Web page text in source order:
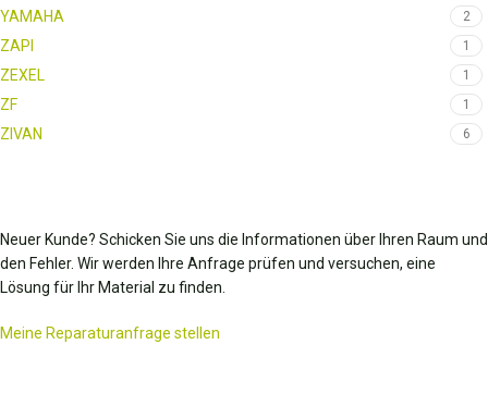
YAMAHA 2
ZAPI 1
ZEXEL 1
ZF 1
ZIVAN 6
Neuer Kunde? Schicken Sie uns die Informationen über Ihren Raum und
den Fehler. Wir werden Ihre Anfrage prüfen und versuchen, eine
Lösung für Ihr Material zu finden.
Meine Reparaturanfrage stellen